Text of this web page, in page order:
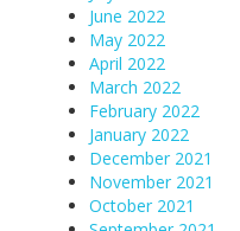
June 2022
May 2022
April 2022
March 2022
February 2022
January 2022
December 2021
November 2021
October 2021